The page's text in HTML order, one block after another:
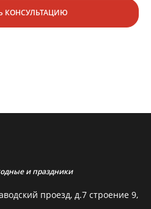
КОНСУЛЬТАЦИЮ
и праздники
проезд, д.7 строение 9,